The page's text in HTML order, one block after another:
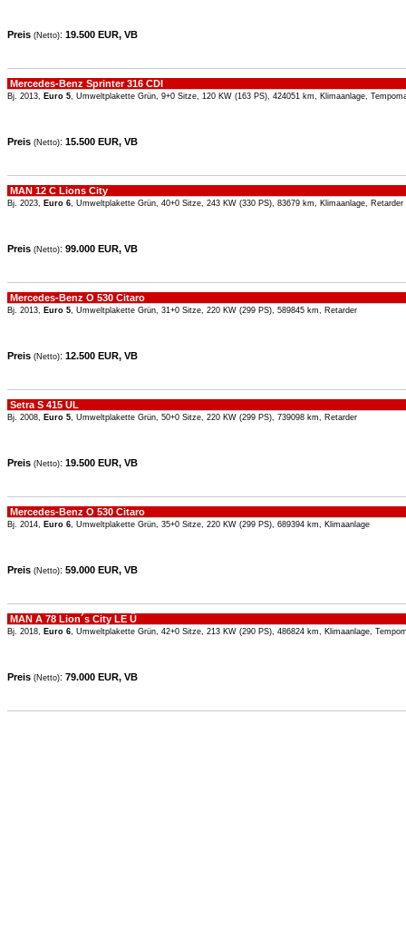
Preis (Netto): 19.500 EUR, VB
Mercedes-Benz Sprinter 316 CDI
Bj. 2013, Euro 5, Umweltplakette Grün, 9+0 Sitze, 120 KW (163 PS), 424051 km, Klimaanlage,
Preis (Netto): 15.500 EUR, VB
MAN 12 C Lions City
Bj. 2023, Euro 6, Umweltplakette Grün, 40+0 Sitze, 243 KW (330 PS), 83679 km, Klimaanlage, Retarder
Preis (Netto): 99.000 EUR, VB
Mercedes-Benz O 530 Citaro
Bj. 2013, Euro 5, Umweltplakette Grün, 31+0 Sitze, 220 KW (299 PS), 589845 km, Retarder
Preis (Netto): 12.500 EUR, VB
Setra S 415 UL
Bj. 2008, Euro 5, Umweltplakette Grün, 50+0 Sitze, 220 KW (299 PS), 739098 km, Retarder
Preis (Netto): 19.500 EUR, VB
Mercedes-Benz O 530 Citaro
Bj. 2014, Euro 6, Umweltplakette Grün, 35+0 Sitze, 220 KW (299 PS), 689394 km, Klimaanlage
Preis (Netto): 59.000 EUR, VB
MAN A 78 Lion´s City LE Ü
Bj. 2018, Euro 6, Umweltplakette Grün, 42+0 Sitze, 213 KW (290 PS), 486824 km, Klimaanlage,
Preis (Netto): 79.000 EUR, VB